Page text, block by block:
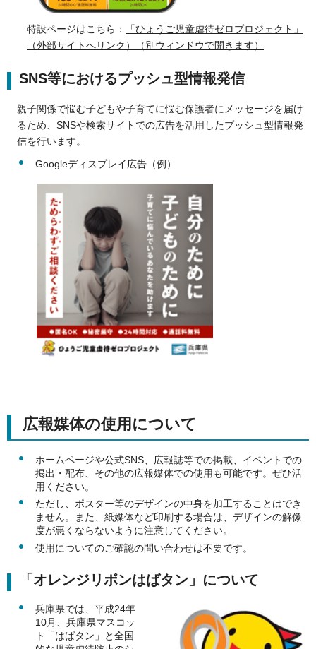
特設ページはこちら：
「ひょうご児童虐待ゼロプロジェクト」
（外部サイトへリンク）（別ウィンドウで開きます）
SNS等におけるプッシュ型情報発信
親子関係で悩む子どもや子育てに悩む保護者にメッセージを届け
るため、SNSや検索サイトでの広告を活用したプッシュ型情報発
信を行います。
Googleディスプレイ広告（例）
広報媒体の使用について
ホームページや公式SNS、広報誌等での掲載、イベントでの
掲出・配布、その他の広報媒体での使用も可能です。ぜひ活
用ください。
ただし、ポスター等のデザインの中身を加工することはでき
ません。また、紙媒体など印刷する場合は、デザインの解像
度が悪くならないように注意してください。
使用についてのご確認の問い合わせは不要です。
「オレンジリボンはばタン」について
兵庫県では、平成24年
10月、兵庫県マスコッ
ト「はばタン」と全国